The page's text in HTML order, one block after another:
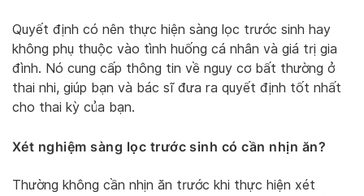
Quyết định có nên thực hiện sàng lọc trước sinh hay
không phụ thuộc vào tình huống cá nhân và giá trị gia
đình. Nó cung cấp thông tin về nguy cơ bất thường ở
thai nhi, giúp bạn và bác sĩ đưa ra quyết định tốt nhất
cho thai kỳ của bạn.
Xét nghiệm sàng lọc trước sinh có cần nhịn ăn?
Thường không cần nhịn ăn trước khi thực hiện xét